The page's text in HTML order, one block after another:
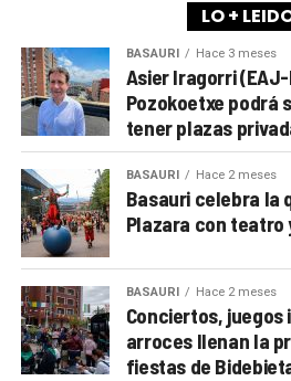
LO +
BASAURI Hace 3 meses
Asier Iragorri
Pozokoetxe podrá
tener plazas
BASAURI Hace 2 meses
Basauri celebra la
Plazara con teatro
BASAURI Hace 2 meses
Conciertos,
arroces llenan la
fiestas de